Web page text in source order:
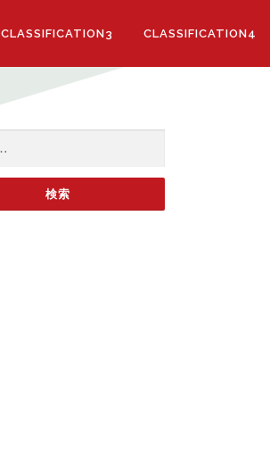
CLASSIFICATION3 CLASSIFICATION4